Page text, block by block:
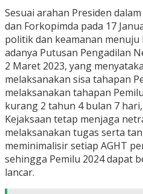
Sesuai arahan Presiden
dan Forkopimda pada 17
politik dan keamanan menuju
adanya Putusan Pengadilan
2 Maret 2023, yang
melaksanakan sisa tahapan
melaksanakan tahapan
kurang 2 tahun 4 bulan 7
Kejaksaan tetap menjaga
melaksanakan tugas serta
meminimalisir setiap AGHT
sehingga Pemilu 2024 dapat
lancar.